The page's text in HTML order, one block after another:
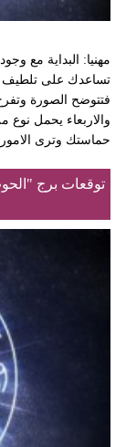
مهنيا: البداية مع
تساعدك على تلطيف
فتتوضح الصورة وتفرح
والاربعاء يحمل نوع
حماستك وترى